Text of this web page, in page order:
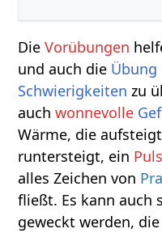
DieVorübungen
und auch die Übung
Schwierigkeiten zu
auchwonnevolle
Wärme, die
runtersteigt, ein
alles Zeichen von
fließt. Es kann auch
geweckt werden,